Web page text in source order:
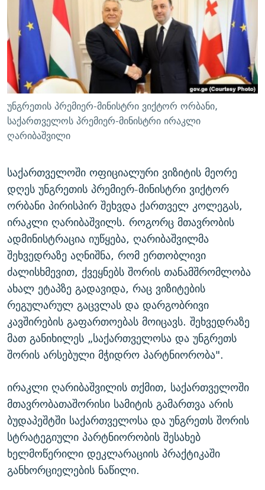
ᲛᲝᲚᲐᲞᲐᲠᲐᲙᲔ ᲢᲔᲥᲡᲢᲔᲑᲘ
ᲨᲘᲜ - ᲣᲪᲮᲝᲔᲗᲨᲘ
ᲚᲘᲢᲔᲠᲐᲢᲣᲠᲣᲚᲘ ᲬᲐᲮᲜᲐᲒᲔᲑᲘ
ᲐᲛᲔᲠᲘᲙᲣᲚᲘ ᲛᲝᲗᲮᲠᲝᲑᲐ
ᲘᲛᲞᲔᲠᲘᲐ ᲓᲐ ᲠᲐᲓᲘᲝ
ᲩᲔᲛᲘ ᲡᲘᲙᲕᲓᲘᲚᲘᲡ ᲛᲘᲖᲔᲖᲘᲐ COVID-19
11 ᲬᲔᲚᲘ - 11 ᲐᲛᲑᲐᲕᲘ
ᲡᲐᲞᲐᲠᲚᲐᲛᲔᲜᲢᲝ ᲐᲠᲩᲔᲕᲜᲔᲑᲘᲡ ᲘᲡᲢᲝᲠᲘᲐ
ᲑᲐᲕᲨᲕᲔᲑᲘ ᲞᲠᲝᲡᲢᲘᲢᲣᲪᲘᲐᲨᲘ - ᲐᲛᲝᲣᲗᲥᲛᲔᲚᲘ ᲐᲛᲑᲐᲕᲘ
5 ᲐᲛᲑᲐᲕᲘ - 20 ᲘᲕᲜᲘᲡᲡ ᲓᲐᲨᲐᲕᲔᲑᲣᲚᲔᲑᲘ
ᲐᲒᲕᲘᲡᲢᲝᲡ ᲝᲛᲘ
ПРИВЕТ ᲙᲣᲚᲢᲣᲠᲐ
ᲒᲐᲛᲝᲘᲬᲔᲠᲔ
რთე/რთ-ის ყველა საიტი
უნგრეთის პრემიერ-მინისტრი ვიქტორ ორბანი,
საქართველოს პრემიერ-მინისტრი ირაკლი
ღარიბაშვილი
საქართველოში ოფიციალური ვიზიტის მეორე
დღეს უნგრეთის პრემიერ-მინისტრი ვიქტორ
ორბანი პირისპირ შეხვდა ქართველ კოლეგას,
ირაკლი ღარიბაშვილს. როგორც მთავრობის
ადმინისტრაცია იუწყება, ღარიბაშვილმა
შეხვედრაზე აღნიშნა, რომ ერთობლივი
ძალისხმევით, ქვეყნებს შორის თანამშრომლობა
ახალ ეტაპზე გადავიდა, რაც ვიზიტების
რეგულარულ გაცვლას და დარგობრივი
კავშირების გაფართოებას მოიცავს. შეხვედრაზე
მათ განიხილეს „საქართველოსა და უნგრეთს
შორის არსებული მჭიდრო პარტნიორობა".
ირაკლი ღარიბაშვილის თქმით, საქართველოში
მთავრობათაშორისი სამიტის გამართვა არის
ბუდაპეშტში საქართველოსა და უნგრეთს შორის
სტრატეგიული პარტნიორობის შესახებ
ხელმოწერილი დეკლარაციის პრაქტიკაში
განხორციელების ნაწილი.